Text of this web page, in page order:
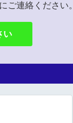
ご連絡ください。
い